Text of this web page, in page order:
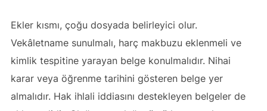
Ekler kısmı, çoğu dosyada belirleyici olur.
Vekâletname sunulmalı, harç makbuzu eklenmeli ve
kimlik tespitine yarayan belge konulmalıdır. Nihai
karar veya öğrenme tarihini gösteren belge yer
almalıdır. Hak ihlali iddiasını destekleyen belgeler de